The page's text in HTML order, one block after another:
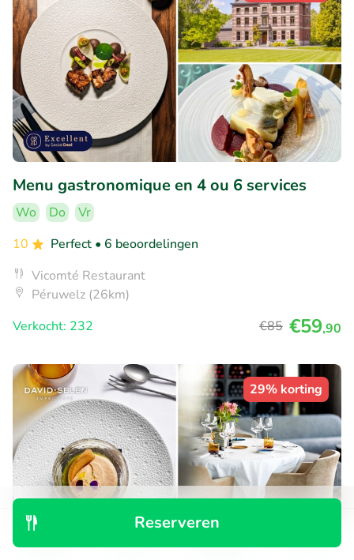
Reserveren
Menu gastronomique en 4 ou 6 services
Wo Do
Vr
10
Perfect • 6 beoordelingen
Vicomté Restaurant
Péruwelz (26km)
Verkocht: 232
€85 €59,90
29% korting